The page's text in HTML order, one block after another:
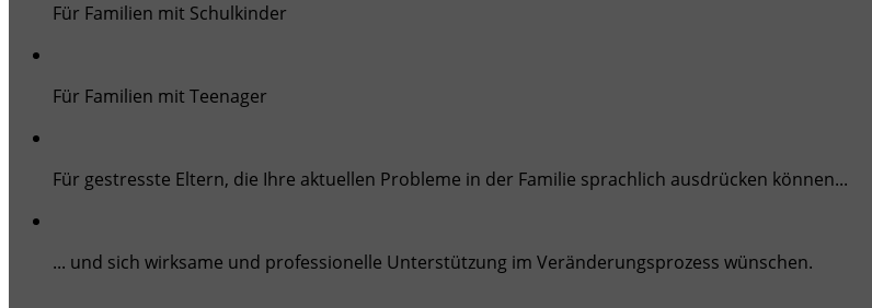
Für Familien mit Schulkinder
Für Familien mit Teenager
Für gestresste Eltern, die Ihre aktuellen Probleme in der Familie sprachlich ausdrücken können...
... und sich wirksame und professionelle Unterstützung im Veränderungsprozess wünschen.